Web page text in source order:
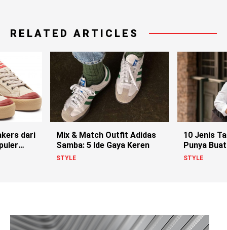
RELATED ARTICLES
dari
Mix & Match Outfit Adidas
Samba: 5 Ide Gaya Keren
STYLE
10 Jenis
Punya
Lo
STYLE